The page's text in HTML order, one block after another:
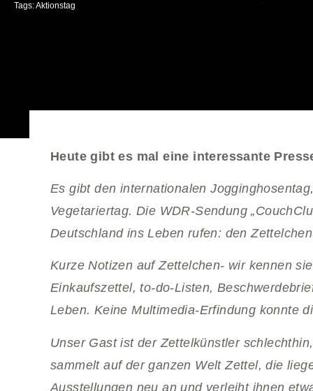
Tags:Aktionstag
Heute gibt es mal eine interessante
Es gibt den internationalen
Vegetariertag. Die WDR-Sendung
Deutschland ins Leben rufen: den
Kurze Notizen auf Zettelchen- wir kennen
Einkaufszettel, to-do-Listen,
Leben. Keine Multimedia-Erfindung konnte
Unser Gast ist der Zettelkünstler
sammelt auf der ganzen Welt Zettel, die
Ausstellungen neu an und verleiht ihnen